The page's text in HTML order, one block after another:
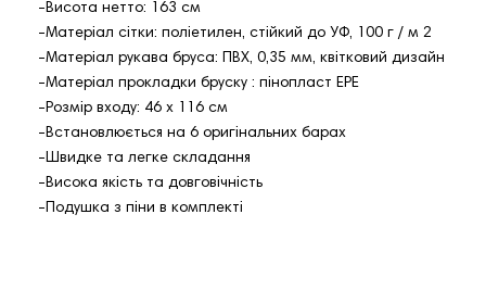
-Висота нетто: 163 см
-Матеріал сітки: поліетилен, стійкий до УФ, 100 г / м 2
-Матеріал рукава бруса: ПВХ, 0,35 мм, квітковий дизайн
-Матеріал прокладки бруску : пінопласт EPE
-Розмір входу: 46 х 116 см
-Встановлюється на 6 оригінальних барах
-Швидке та легке складання
-Висока якість та довговічність
-Подушка з піни в комплекті